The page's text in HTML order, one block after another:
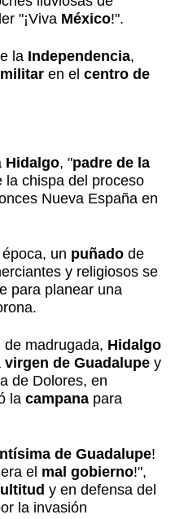
"¡Viva México!".
la Independencia,
en el centro de
Hidalgo, "padre de la
la chispa del proceso
Nueva España en
un puñado de
y religiosos se
para planear una
madrugada, Hidalgo
virgen de Guadalupe y
de Dolores, en
la campana para
de Guadalupe!
el mal gobierno!",
y en defensa del
la invasión